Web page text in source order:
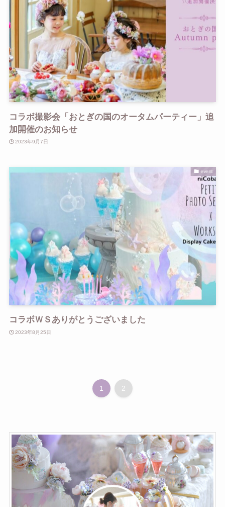
コラボ撮影会「おとぎの国のオータムパーティー」追
加開催のお知らせ
2023年9月7日
event
コラボＷＳありがとうございました
2023年8月25日
1 2